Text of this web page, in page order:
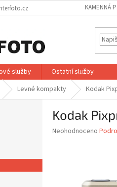
KAMENNÁ
služby
Ostatní služby
Levné kompakty Kodak
Kodak
Průměrné
Neohodnoceno